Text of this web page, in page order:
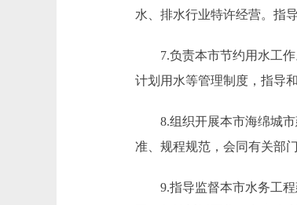
水、排水行业特许经营。指
7.负责本市节约用水工作
计划用水等管理制度，指导
8.组织开展本市海绵城市
准、规程规范，会同有关部
9.指导监督本市水务工程